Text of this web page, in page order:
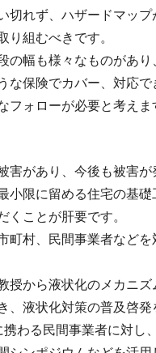
切れず、ハザードマッ
り組むべきです。
の幅も様々なものがあ
な保険でカバー、対応
フォローが必要と考えま
害があり、今後も被害
小限に留める住宅の基
くことが肝要です。
町村、民間事業者など
授から液状化のメカニ
、液状化対策の普及啓発
わる民間事業者に対